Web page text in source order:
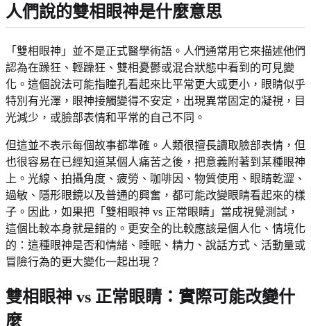
人們說的雙相眼神是什麼意思
「雙相眼神」並不是正式醫學術語。人們通常用它來描述他們
認為在躁狂、輕躁狂、雙相憂鬱或混合狀態中看到的可見變
化。這個說法可能指瞳孔看起來比平常更大或更小，眼睛似乎
特別有光澤，眼神接觸變得不安定，出現異常固定的凝視，目
光減少，或臉部表情和平常的自己不同。
但這並不表示每個故事都準確。人類很擅長讀取臉部表情，但
也很容易在已經知道某個人痛苦之後，把意義附著到某種眼神
上。光線、拍攝角度、疲勞、咖啡因、物質使用、眼睛乾澀、
過敏、隱形眼鏡以及普通的興奮，都可能改變眼睛看起來的樣
子。因此，如果把「雙相眼神 vs 正常眼睛」當成視覺測試，
這個比較本身就是錯的。更安全的比較應該是個人化、情境化
的：這種眼神是否和情緒、睡眠、精力、說話方式、活動量或
冒險行為的更大變化一起出現？
雙相眼神 vs 正常眼睛：實際可能改變什
麼